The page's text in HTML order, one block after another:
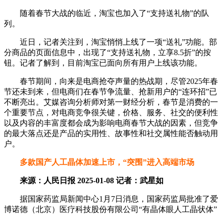
随着春节大战的临近，淘宝也加入了“支持送礼物”的队
列。
近日，记者关注到，淘宝悄悄上线了一项“送礼”功能。部
分商品的页面信息中，出现了“支持送礼物，立享8.5折”的按
钮。记者了解到，目前淘宝已面向所有用户上线该功能。
春节期间，向来是电商抢夺声量的热战期，尽管2025年春
节还未到来，但电商们在春节争流量、抢新用户的“连环招”已
不断亮出。艾媒咨询分析师对第一财经分析，春节是消费的一
个重要节点，对电商竞争很关键，价格、服务、社交的便利性
以及内容的丰富度都会成为影响电商春节大战的因素，但竞争
的最大落点还是产品的实用性、故事性和社交属性能否触动用
户。
多款国产人工晶体加速上市，“突围”进入高端市场
来源：人民日报 2025-01-08 记者：武星如
据国家药监局新闻中心1月7日消息，国家药监局批准了爱
博诺德（北京）医疗科技股份有限公司“有晶体眼人工晶状体”